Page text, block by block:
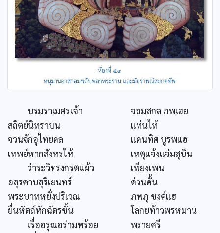
บรมราเมศรเจ้า
จอมสกล ภพเฮย
สถิตย์นิทราบน
แท่นไท้
จวนจักอุไทยดล
แดนทิศ บูรพแฮ
เทพย์หากสังหรให้
เหตุแจ้งแจ่มสุบิน
ว่าระวิทรงกรตแผ้ว
เพียงเพน
อสุรคาบสุริเยนทร์
ด่วนดั้น
พระบาทหยั่งปริเวณ
ภพภุ ชงค์แฮ
ยื่นหัตถ์หักฉัตรชั้น
โลกยท้าวพรหมาน
เรื่ออรุณอร่ามพร้อย
พรายศรี